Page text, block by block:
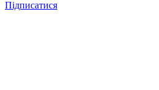
Підписатися